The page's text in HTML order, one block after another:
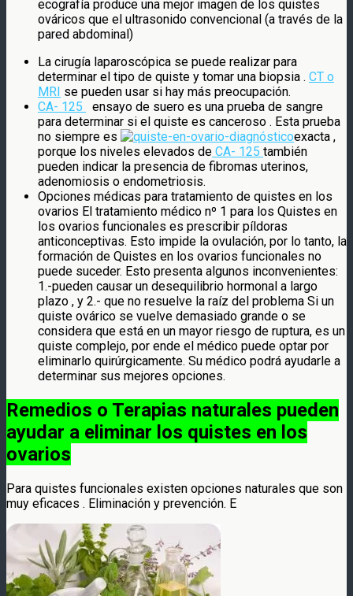
ecografía produce una mejor imagen de los quistes
ováricos que el ultrasonido convencional (a través de la
pared abdominal)
La cirugía laparoscópica se puede realizar para
determinar el tipo de quiste y tomar una biopsia . CT o
MRI se pueden usar si hay más preocupación.
CA- 125
ensayo de suero es una prueba de sangre
para determinar si el quiste es canceroso . Esta prueba
no siempre es
exacta ,
porque los niveles elevados de CA- 125 también
pueden indicar la presencia de fibromas uterinos,
adenomiosis o endometriosis.
Opciones médicas para tratamiento de quistes en los
ovarios El tratamiento médico nº 1 para los Quistes en
los ovarios funcionales es prescribir píldoras
anticonceptivas. Esto impide la ovulación, por lo tanto, la
formación de Quistes en los ovarios funcionales no
puede suceder. Esto presenta algunos inconvenientes:
1.-pueden causar un desequilibrio hormonal a largo
plazo , y 2.- que no resuelve la raíz del problema Si un
quiste ovárico se vuelve demasiado grande o se
considera que está en un mayor riesgo de ruptura, es un
quiste complejo, por ende el médico puede optar por
eliminarlo quirúrgicamente. Su médico podrá ayudarle a
determinar sus mejores opciones.
Remedios o Terapias naturales pueden
ayudar a eliminar los quistes en los
ovarios
Para quistes funcionales existen opciones naturales que son
muy eficaces . Eliminación y prevención. E